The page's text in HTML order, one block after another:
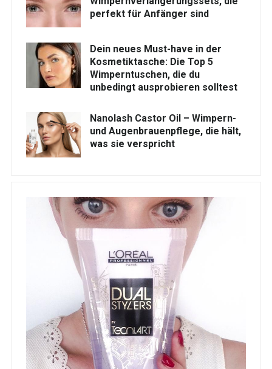
perfekt für Anfänger sind
Dein neues Must-have in der
Kosmetiktasche: Die Top 5
Wimperntuschen, die du
unbedingt ausprobieren solltest
Nanolash Castor Oil – Wimpern-
und Augenbrauenpflege, die hält,
was sie verspricht